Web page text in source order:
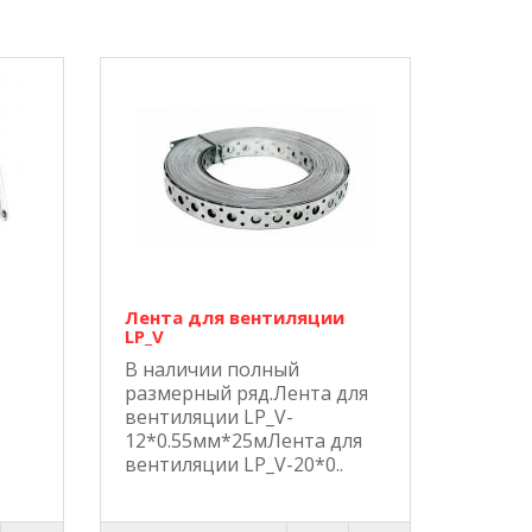
Лента для вентиляции
LP_V
В наличии полный
размерный ряд.Лента для
вентиляции LP_V-
12*0.55мм*25мЛента для
вентиляции LP_V-20*0..